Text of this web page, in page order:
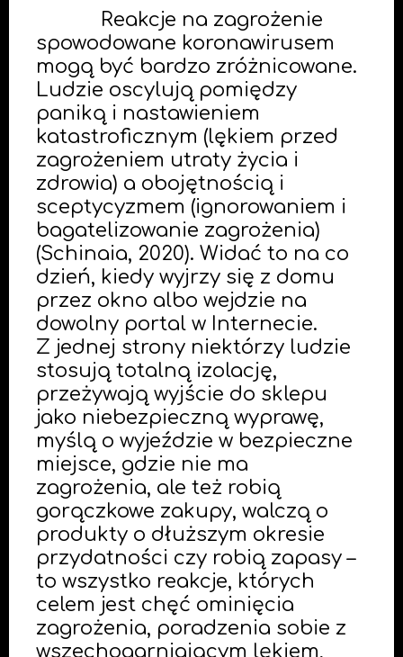
Reakcje na zagrożenie
spowodowane koronawirusem
mogą być bardzo zróżnicowane.
Ludzie oscylują pomiędzy
paniką i nastawieniem
katastroficznym (lękiem przed
zagrożeniem utraty życia i
zdrowia) a obojętnością i
sceptycyzmem (ignorowaniem i
bagatelizowanie zagrożenia)
(Schinaia, 2020). Widać to na co
dzień, kiedy wyjrzy się z domu
przez okno albo wejdzie na
dowolny portal w Internecie.
Z jednej strony niektórzy ludzie
stosują totalną izolację,
przeżywają wyjście do sklepu
jako niebezpieczną wyprawę,
myślą o wyjeździe w bezpieczne
miejsce, gdzie nie ma
zagrożenia, ale też robią
gorączkowe zakupy, walczą o
produkty o dłuższym okresie
przydatności czy robią zapasy –
to wszystko reakcje, których
celem jest chęć ominięcia
zagrożenia, poradzenia sobie z
wszechogarniającym lękiem,